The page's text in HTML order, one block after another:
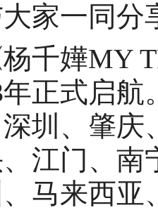
家一同分
嬅MY
正式启
圳、肇
江门、南
马来西亚